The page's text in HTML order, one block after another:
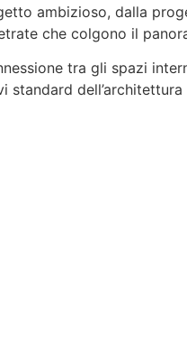
ambizioso, dalla
che colgono il
tra gli spazi